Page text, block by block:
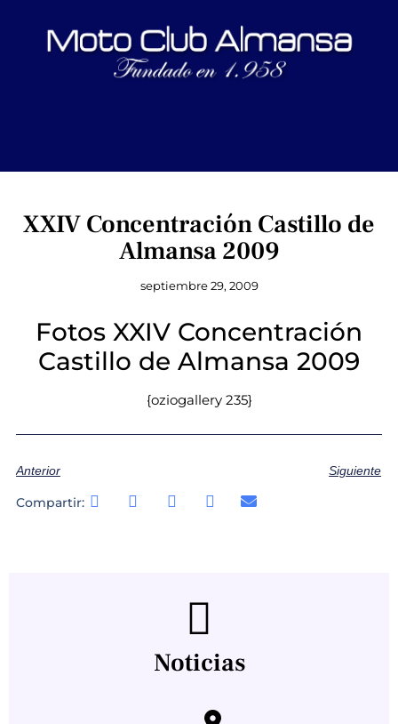
XXIV Concentración Castillo de
Almansa 2009
septiembre 29, 2009
Fotos XXIV Concentración
Castillo de Almansa 2009
{oziogallery 235}
Anterior Siguiente
Compartir:
Noticias